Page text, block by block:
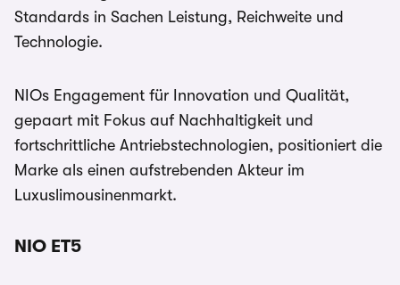
Standards in Sachen Leistung, Reichweite und
Technologie.
NIOs Engagement für Innovation und Qualität,
gepaart mit Fokus auf Nachhaltigkeit und
fortschrittliche Antriebstechnologien, positioniert die
Marke als einen aufstrebenden Akteur im
Luxuslimousinenmarkt.
NIO ET5